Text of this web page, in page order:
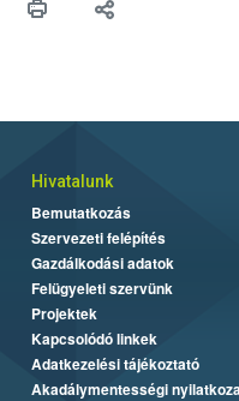
felhasználók számára is
Hivatalunk
Bemutatkozás
Szervezeti felépítés
Gazdálkodási adatok
Felügyeleti szervünk
Projektek
Kapcsolódó linkek
Adatkezelési tájékoztató
Akadálymentességi